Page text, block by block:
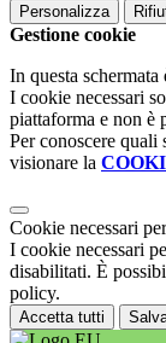
Personalizza
Gestione cookie
In questa
I cookie necessari
piattaforma e non è
Per conoscere quali
visionare la
Cookie necessari
I cookie necessari
disabilitati. È
policy.
Accetta tutti